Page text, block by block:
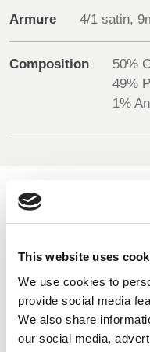
This website uses
We use cookies to
provide social media
We also share
our social media,
IRELAND &
OF IRELAND
Armure 4/1 satin,
Composition
50%
49%
1%
COULEURS DISPONIBLES
des renseignements sur
de couleurs, y compris
l'intermédiaire du
l'objet d'ordonnances